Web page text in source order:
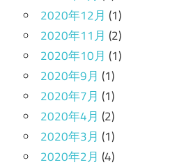
2020年12月 (1)
2020年11月 (2)
2020年10月 (1)
2020年9月 (1)
2020年7月 (1)
2020年4月 (2)
2020年3月 (1)
2020年2月 (4)